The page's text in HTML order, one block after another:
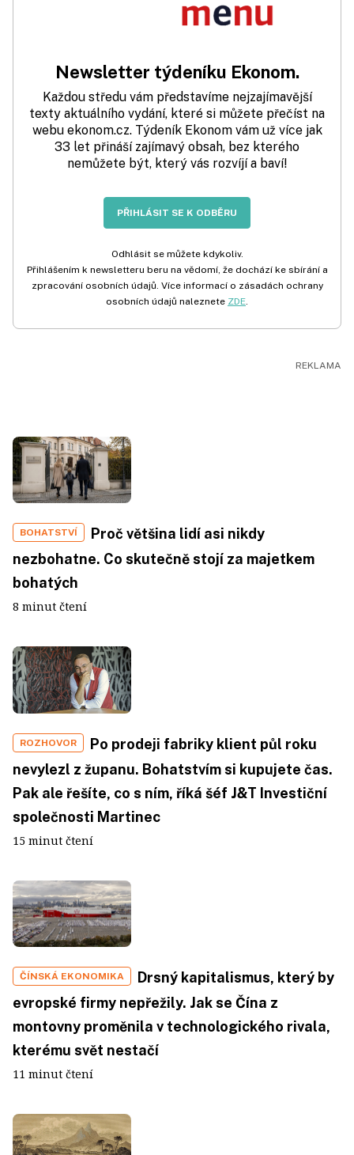
Newsletter týdeníku Ekonom.
Každou středu vám představíme nejzajímavější
texty aktuálního vydání, které si můžete přečíst na
webu ekonom.cz. Týdeník Ekonom vám už více jak
33 let přináší zajímavý obsah, bez kterého
nemůžete být, který vás rozvíjí a baví!
PŘIHLÁSIT SE K ODBĚRU
Odhlásit se můžete kdykoliv.
Přihlášením k newsletteru beru na vědomí, že dochází ke sbírání a
zpracování osobních údajů. Více informací o zásadách ochrany
osobních údajů naleznete ZDE
BOHATSTVÍ
Proč většina lidí asi nikdy
nezbohatne. Co skutečně stojí za majetkem
bohatých
8 minut čtení
ROZHOVOR
Po prodeji fabriky klient půl roku
nevylezl z županu. Bohatstvím si kupujete čas.
Pak ale řešíte, co s ním, říká šéf J&T Investiční
společnosti Martinec
15 minut čtení
ČÍNSKÁ EKONOMIKA
Drsný kapitalismus, který by
evropské firmy nepřežily. Jak se Čína z
montovny proměnila v technologického rivala,
kterému svět nestačí
11 minut čtení